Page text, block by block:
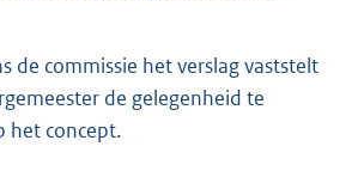
de commissie het verslag vaststelt
de gelegenheid te
het concept.